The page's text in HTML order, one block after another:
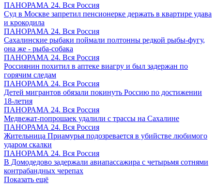
ПАНОРАМА 24. Вся Россия
Суд в Москве запретил пенсионерке держать в квартире удава
и крокодила
ПАНОРАМА 24. Вся Россия
Сахалинские рыбаки поймали полтонны редкой рыбы-фугу,
она же - рыба-собака
ПАНОРАМА 24. Вся Россия
Россиянин похитил в аптеке виагру и был задержан по
горячим следам
ПАНОРАМА 24. Вся Россия
Детей мигрантов обязали покинуть Россию по достижении
18-летия
ПАНОРАМА 24. Вся Россия
Медвежат-попрошаек удалили с трассы на Сахалине
ПАНОРАМА 24. Вся Россия
Жительница Приамурья подозревается в убийстве любимого
ударом скалки
ПАНОРАМА 24. Вся Россия
В Домодедово задержали авиапассажира с четырьмя сотнями
контрабандных черепах
Показать ещё